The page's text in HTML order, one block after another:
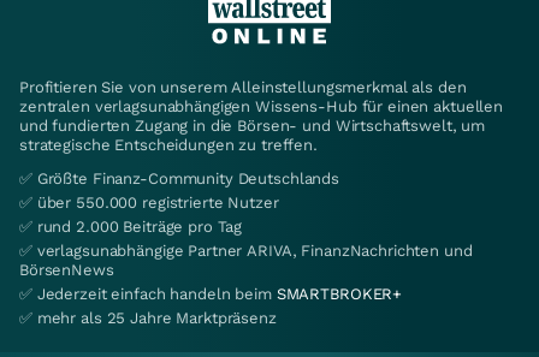
Profitieren Sie von unserem Alleinstellungsmerkmal als den
zentralen verlagsunabhängigen Wissens-Hub für einen aktuellen
und fundierten Zugang in die Börsen- und Wirtschaftswelt, um
strategische Entscheidungen zu treffen.
✅ Größte Finanz-Community Deutschlands
✅ über 550.000 registrierte Nutzer
✅ rund 2.000 Beiträge pro Tag
✅ verlagsunabhängige Partner ARIVA, FinanzNachrichten und
BörsenNews
✅ Jederzeit einfach handeln beim SMARTBROKER+
✅ mehr als 25 Jahre Marktpräsenz